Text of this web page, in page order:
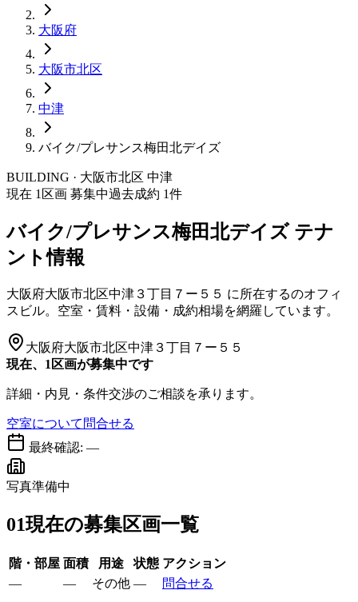
大阪府
大阪市北区
中津
バイク/プレサンス梅田北デイズ
BUILDING · 大阪市北区 中津
現在 1 区画 募集中過去成約 1件
バイク/プレサンス梅田北デイズ テナ
ント情報
大阪府大阪市北区中津３丁目７ー５５ に所在するのオフィ
スビル。空室・賃料・設備・成約相場を網羅しています。
大阪府大阪市北区中津３丁目７ー５５
現在、1区画が募集中です
詳細・内見・条件交渉のご相談を承ります。
空室について問合せる
最終確認: —
写真準備中
01現在の募集区画一覧
階・部屋 面積 用途 状態 アクション
—
— その他 — 問合せる